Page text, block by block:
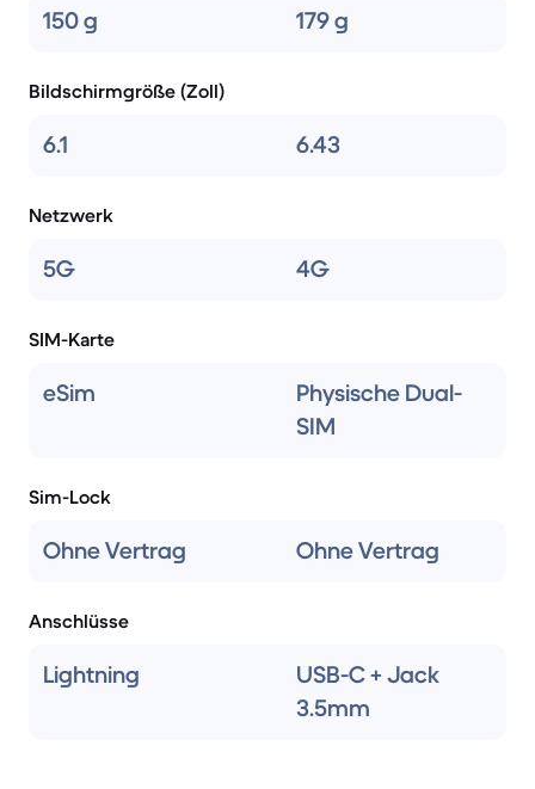
150 g 179 g
Bildschirmgröße (Zoll)
6.1 6.43
Netzwerk
5G 4G
SIM-Karte
eSim
Physische Dual-
SIM
Sim-Lock
Ohne Vertrag Ohne Vertrag
Anschlüsse
Lightning
USB-C + Jack
3.5mm